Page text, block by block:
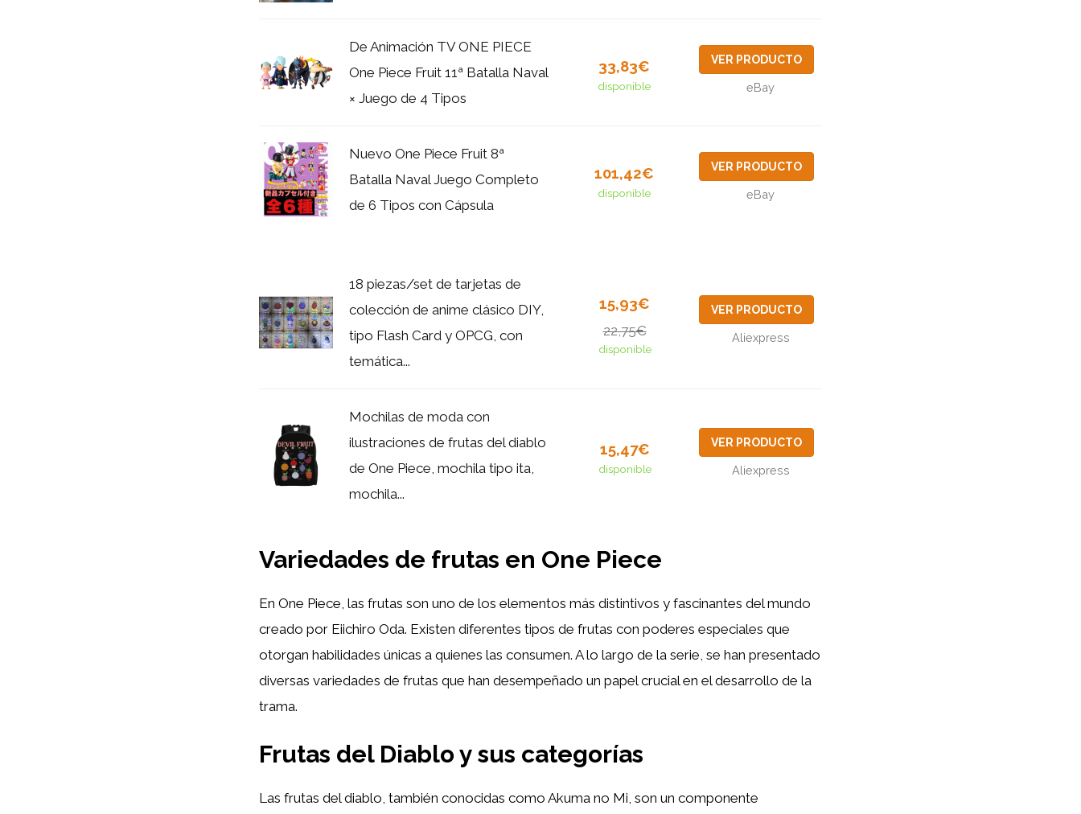
De Animación TV ONE PIECE
One Piece Fruit 11ª Batalla Naval
× Juego de 4 Tipos
33,83€
disponible
VER PRODUCTO
eBay
Nuevo One Piece Fruit 8ª
Batalla Naval Juego Completo
de 6 Tipos con Cápsula
101,42€
disponible
VER PRODUCTO
eBay
18 piezas/set de tarjetas de
colección de anime clásico DIY,
tipo Flash Card y OPCG, con
temática...
15,93€
22,75€
disponible
VER PRODUCTO
Aliexpress
Mochilas de moda con
ilustraciones de frutas del diablo
de One Piece, mochila tipo ita,
mochila...
15,47€
disponible
VER PRODUCTO
Aliexpress
Variedades de frutas en One Piece
En One Piece, las frutas son uno de los elementos más distintivos y fascinantes del mundo
creado por Eiichiro Oda. Existen diferentes tipos de frutas con poderes especiales que
otorgan habilidades únicas a quienes las consumen. A lo largo de la serie, se han presentado
diversas variedades de frutas que han desempeñado un papel crucial en el desarrollo de la
trama.
Frutas del Diablo y sus categorías
Las frutas del diablo, también conocidas como Akuma no Mi, son un componente